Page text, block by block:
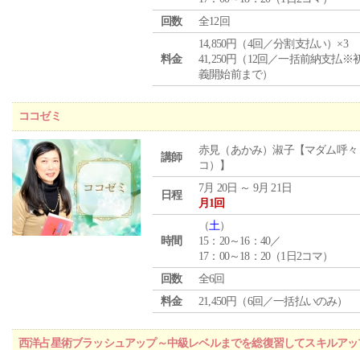
回数
全12回
料金
14,850円（4回／分割支払い）×3
41,250円（12回／一括前納支払※
義開始前まで）
ココゼミ
講師
赤見（あかみ）淑子【マダム呼々
コ）】
日程
7月 20日 ～ 9月 21日
月1回
時間
（土）
15：20～16：40／
17：00～18：20（1日2コマ）
回数
全6回
料金
21,450円（6回／一括払いのみ）
西洋占星術ブラッシュアップ～中級レベルまでを総復習してスキルア